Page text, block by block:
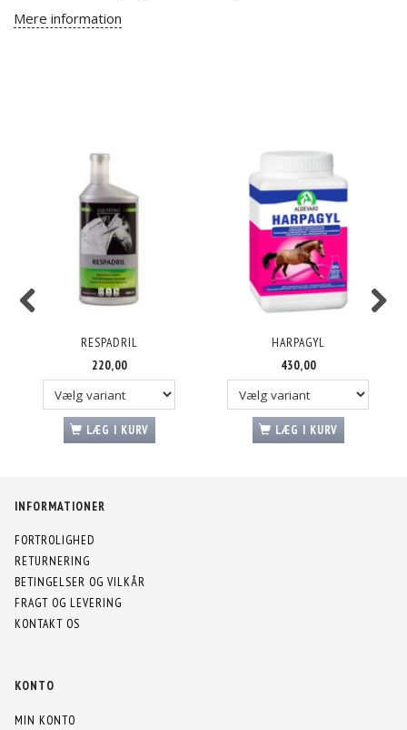
Mere information
RESPADRIL
220,00
LÆG I KURV
HARPAGYL
430,00
LÆG I KURV
INFORMATIONER
FORTROLIGHED
RETURNERING
BETINGELSER OG VILKÅR
FRAGT OG LEVERING
KONTAKT OS
KONTO
MIN KONTO